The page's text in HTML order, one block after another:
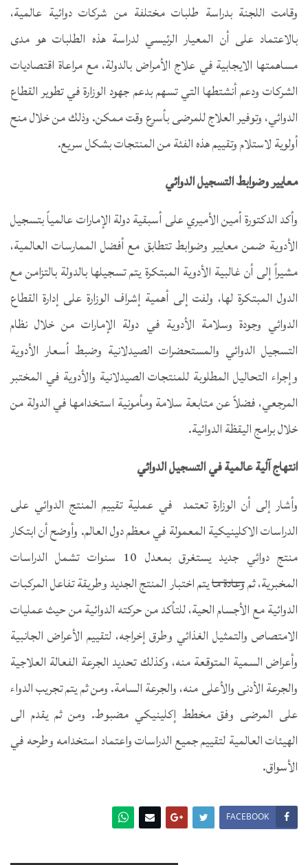
وقامت اللجنة بدراسة طلبات مختلفة من شركات دوائية عالمية،
بالاعتماد على أن المعيار الرئيسي لدراسة هذه الطلبات هو مدى
مساهمتها الايجابية في علاج الأمراض بالدولة، مع مراعاة اقتصاديات
الشركات ودعم أنشتطها التي تسهم بدعم جهود الوزارة في تطوير القطاع
الدوائي، وتوفير العلاج للمرضى بأسرع وقت ممكن. وذلك من خلال منح
أولوية لاستلام وتقييم هذه الفئة من المنتجات بشكل سريع.
معايير وضوابط التسجيل الدوائي
وأكد الدكتورة أمين الأميري على أسبقية دولة الإمارات عالمياً بتسجيل
الأدوية ضمن معايير وضوابط تتطابق مع أفضل الممارسات العالمية،
مشيراً إلى أن غالبية الأدوية المبتكرة يتم تسجيلها بالدولة بالتزامن مع
الدول المبتكرة لها، ولفت إلى أهمية إشراف الوزارة على إدارة القطاع
الدوائي وجودة وسلامة الأدوية في دولة الإمارات من خلال نظام
التسجيل الدوائي والمستحضرات الصيدلانية وضبط أسعار الأدوية
وإجراء التحاليل المطلوبة للمنتجات الصيدلانية والأدوية في المختبر
المرجعي، فضلاً عن متابعة سلامة ومأمونية استخدامها في الدولة من
خلال برامج اليقظة الدوائية.
انتهاج آلية عالمية في التسجيل الدوائي
وأشار إلى أن الوزارة تعتمد في عملية تقييم المنتج الدوائي على
الدراسات الاكلينيكية المعمولة في معظم دول العالم. وأوضح أن ابتكار
منتج دوائي جديد يستغرق بمعدل 10 سنوات تشمل الدراسات
المخبرية، ثموعادة مايتم اختبار المنتج الجديد وطريقة تفاعل المركبات
الدوائية مع الأجسام الحية، للتأكد من حركته الدوائية من حيث عمليات
الامتصاص والتمثيل الغذائي وطرق إخراجه، لتقييم الأعراض الجانبية
وأعراض السمية المتوقعة منه، وكذلك تحديد الجرعة الفعالة العلاجية
والجرعة الأدنى والأعلى منه، والجرعة السامة. ومن ثم يتم تجريب الدواء
على المرضى وفق مخطط إكلينيكي مضبوط. ومن ثم يقدم الى
الهيئات العالمية لتقييم جميع الدراسات واعتماد استخدامه وطرحه في
الأسواق.
FACEBOOK